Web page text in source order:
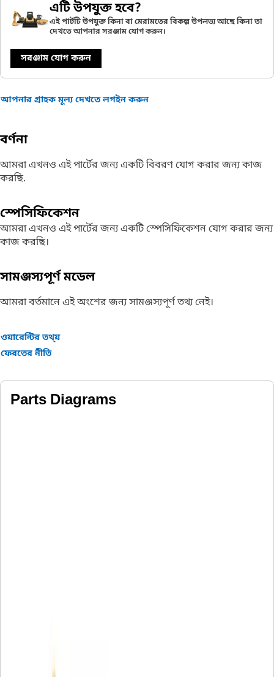
এটি উপযুক্ত হবে?
এই পার্টটি উপযুক্ত কিনা বা মেরামতের বিকল্প উপলভ্য আছে কিনা তা
দেখতে আপনার সরঞ্জাম যোগ করুন।
সরঞ্জাম যোগ করুন
আপনার গ্রাহক মূল্য দেখতে লগইন করুন
বর্ণনা
আমরা এখনও এই পার্টের জন্য একটি বিবরণ যোগ করার জন্য কাজ
করছি.
স্পেসিফিকেশন
আমরা এখনও এই পার্টের জন্য একটি স্পেসিফিকেশন যোগ করার জন্য
কাজ করছি।
সামঞ্জস্যপূর্ণ মডেল
আমরা বর্তমানে এই অংশের জন্য সামঞ্জস্যপূর্ণ তথ্য নেই।
ওয়ারেন্টির তথ্য়
ফেরতের নীতি
Parts Diagrams